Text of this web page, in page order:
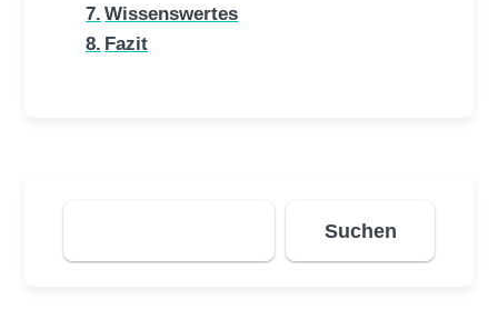
Wissenswertes
Fazit
Suchen
Suchen